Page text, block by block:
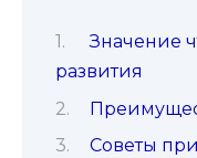
Значение
развития
Советы